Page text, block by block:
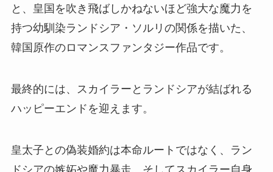
と、皇国を吹き飛ばしかねないほど強大な魔力を
持つ幼馴染ランドシア・ソルリの関係を描いた、
韓国原作のロマンスファンタジー作品です。
最終的には、スカイラーとランドシアが結ばれる
ハッピーエンドを迎えます。
皇太子との偽装婚約は本命ルートではなく、ラン
ドシアの嫉妬や魔力暴走、そしてスカイラー自身